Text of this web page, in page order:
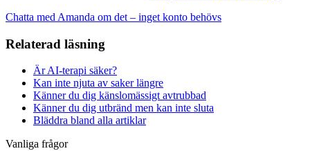
Chatta med Amanda om det – inget konto behövs
Relaterad läsning
Är AI-terapi säker?
Kan inte njuta av saker längre
Känner du dig känslomässigt avtrubbad
Känner du dig utbränd men kan inte sluta
Bläddra bland alla artiklar
Vanliga frågor